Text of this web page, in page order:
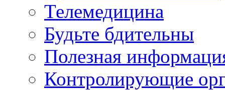
Телемедицина
Будьте бдительны
Полезная
Контролирующие